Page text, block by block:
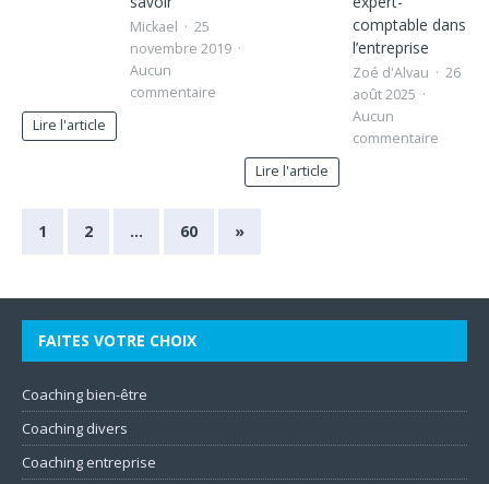
Mickael
25
novembre 2019
Aucun
commentaire
Lire l'article
comptable dans
l’entreprise
Zoé d'Alvau
26
août 2025
Aucun
commentaire
Lire l'article
1 2 … 60 »
FAITES VOTRE CHOIX
Coaching bien-être
Coaching divers
Coaching entreprise